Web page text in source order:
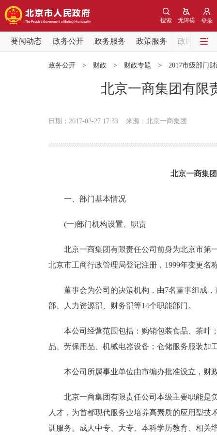
登录
无障碍
搜索
要闻动态 政务公开 政务服务 政策服务
政民互动
政务服务
个人服务
中介服务
政民互动
12345网上接诉即办
参与调查
政务公开 > 财政 > 财政专题 > 2017市级部门
北京一商集团有限
日期：2017-02-27 17:33 来源：北京一商集团
北京一商集
一、部门基本情况
(一)部门机构设置、职责
北京一商集团有限责任公司前身为北京市第一
北京市工商行政管理局登记注册，1999年变更名
董事会为公司的决策机构，由7名董事组成，
部、人力资源部、财务部等14个职能部门。
本公司经营范围包括：购销包装食品、茶叶；
品、劳保用品、机械电器设备；仓储服务服装加
本公司所属事业单位由市编办批准设立，财
北京一商集团有限责任公司本级主要职能是负
人才，为首都现代服务业培养高素质的应用型
训服务。成人中专、大专、本科学历教育、相关